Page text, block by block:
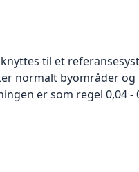
til et
normalt byområder
er som regel 0,04 -